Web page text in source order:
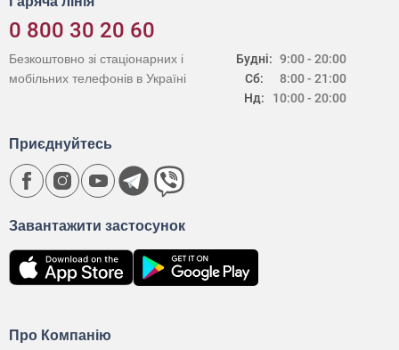
0 800 30 20 60
Будні:
Сб:
Нд:
9:00 - 20:00
8:00 - 21:00
10:00 - 20:00
Безкоштовно зі стаціонарних і
мобільних телефонів в Україні
Про Компанію
Завантажити застосунок
Приєднуйтесь